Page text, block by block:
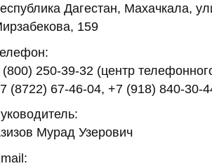
Дагестан, Махачкала,
159
(800) 250-39-32 (центр
(8722) 67-46-04, +7 (918) 840-30-
Мурад Узерович